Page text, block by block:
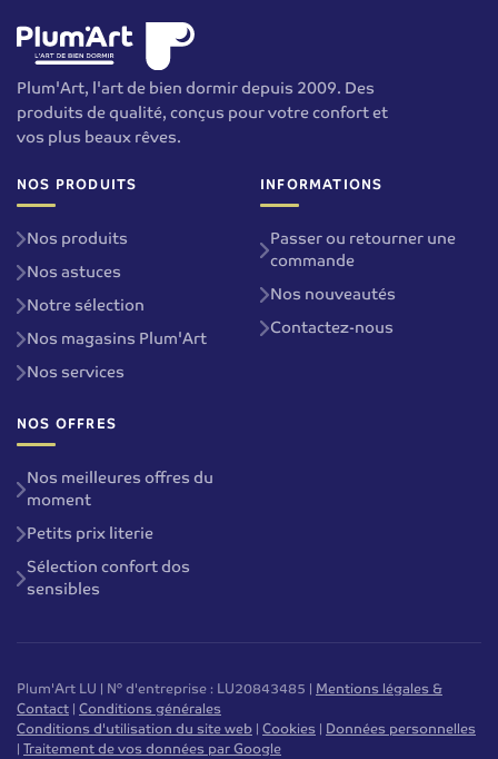
Plum'Art, l'art de bien dormir depuis 2009. Des
produits de qualité, conçus pour votre confort et
vos plus beaux rêves.
NOS PRODUITS
Nos produits
Nos astuces
Notre sélection
Nos magasins Plum'Art
Nos services
INFORMATIONS
Passer ou retourner une
commande
Nos nouveautés
Contactez-nous
NOS OFFRES
Nos meilleures offres du
moment
Petits prix literie
Sélection confort dos
sensibles
Plum'Art LU | N° d'entreprise : LU20843485 | Mentions légales &
Contact | Conditions générales
Conditions d'utilisation du site web | Cookies | Données personnelles
| Traitement de vos données par Google